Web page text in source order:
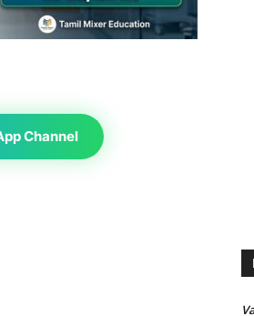
Channel